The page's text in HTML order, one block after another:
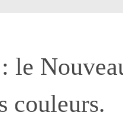
le
couleurs.